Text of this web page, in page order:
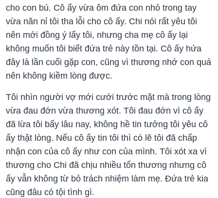
cho con bú. Cô ấy vừa ôm đứa con nhỏ trong tay
vừa năn nỉ tôi tha lỗi cho cô ấy. Chi nói rất yêu tôi
nên mới đồng ý lấy tôi, nhưng cha mẹ cô ấy lại
không muốn tôi biết đứa trẻ này tồn tại. Cô ấy hứa
đây là lần cuối gặp con, cũng vì thương nhớ con quá
nên không kiềm lòng được.
Tôi nhìn người vợ mới cưới trước mặt mà trong lòng
vừa đau đớn vừa thương xót. Tôi đau đớn vì cô ấy
đã lừa tôi bấy lâu nay, không hề tin tưởng tôi yêu cô
ấy thật lòng. Nếu cô ấy tin tôi thì có lẽ tôi đã chấp
nhận con của cô ấy như con của mình. Tôi xót xa vì
thương cho Chi đã chịu nhiều tổn thương nhưng cô
ấy vẫn không từ bỏ trách nhiệm làm mẹ. Đứa trẻ kia
cũng đâu có tội tình gì.